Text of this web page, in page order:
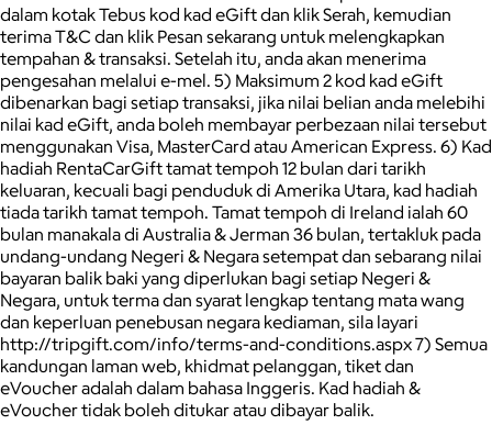
dalam kotak Tebus kod kad eGift dan klik Serah, kemudian
terima T&C dan klik Pesan sekarang untuk melengkapkan
tempahan & transaksi. Setelah itu, anda akan menerima
pengesahan melalui e-mel. 5) Maksimum 2 kod kad eGift
dibenarkan bagi setiap transaksi, jika nilai belian anda melebihi
nilai kad eGift, anda boleh membayar perbezaan nilai tersebut
menggunakan Visa, MasterCard atau American Express. 6) Kad
hadiah RentaCarGift tamat tempoh 12 bulan dari tarikh
keluaran, kecuali bagi penduduk di Amerika Utara, kad hadiah
tiada tarikh tamat tempoh. Tamat tempoh di Ireland ialah 60
bulan manakala di Australia & Jerman 36 bulan, tertakluk pada
undang-undang Negeri & Negara setempat dan sebarang nilai
bayaran balik baki yang diperlukan bagi setiap Negeri &
Negara, untuk terma dan syarat lengkap tentang mata wang
dan keperluan penebusan negara kediaman, sila layari
http://tripgift.com/info/terms-and-conditions.aspx 7) Semua
kandungan laman web, khidmat pelanggan, tiket dan
eVoucher adalah dalam bahasa Inggeris. Kad hadiah &
eVoucher tidak boleh ditukar atau dibayar balik.